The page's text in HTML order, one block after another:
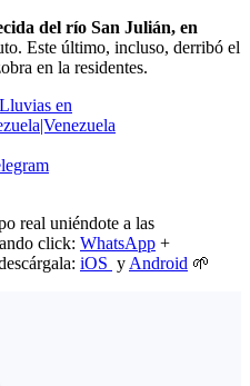
del río San Julián, en
Este último, incluso, derribó el
en la residentes.
en
real uniéndote a las
click: WhatsApp +
iOS y Android 🌱